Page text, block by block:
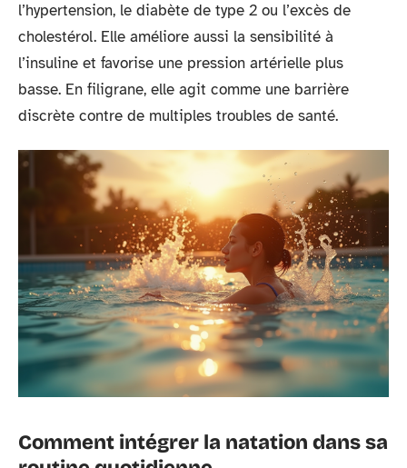
l’hypertension, le diabète de type 2 ou l’excès de
cholestérol. Elle améliore aussi la sensibilité à
l’insuline et favorise une pression artérielle plus
basse. En filigrane, elle agit comme une barrière
discrète contre de multiples troubles de santé.
Comment intégrer la natation dans sa